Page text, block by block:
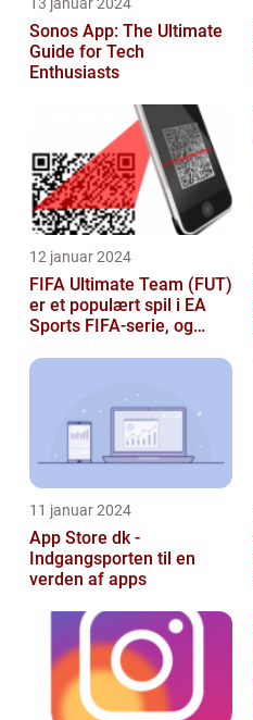
Sonos App: The Ultimate
Guide for Tech
Enthusiasts
12 januar 2024
FIFA Ultimate Team (FUT)
er et populært spil i EA
Sports FIFA-serie, og
spæ...
11 januar 2024
App Store dk -
Indgangsporten til en
verden af apps